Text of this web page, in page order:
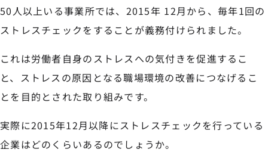
50人以上いる事業所では、2015年 12月から、毎年1回の
ストレスチェックをすることが義務付けられました。
これは労働者自身のストレスへの気付きを促進するこ
と、ストレスの原因となる職場環境の改善につなげるこ
とを目的とされた取り組みです。
実際に2015年12月以降にストレスチェックを行っている
企業はどのくらいあるのでしょうか。